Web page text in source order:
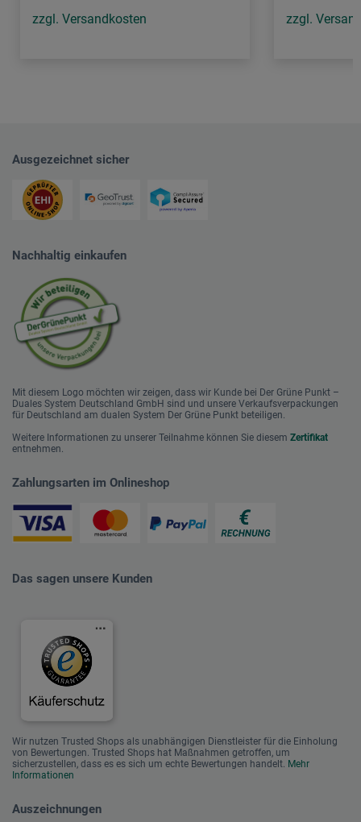
zzgl. Versandkosten zzgl.
Ausgezeichnet sicher
Nachhaltig einkaufen
Mit diesem Logo möchten wir zeigen, dass wir Kunde bei Der Grüne Punkt –
Duales System Deutschland GmbH sind und unsere Verkaufsverpackungen
für Deutschland am dualen System Der Grüne Punkt beteiligen.
Weitere Informationen zu unserer Teilnahme können Sie diesem Zertifikat
entnehmen.
Zahlungsarten im Onlineshop
Das sagen unsere Kunden
Wir nutzen Trusted Shops als unabhängigen Dienstleister für die Einholung
von Bewertungen. Trusted Shops hat Maßnahmen getroffen, um
sicherzustellen, dass es es sich um echte Bewertungen handelt. Mehr
Informationen
Auszeichnungen